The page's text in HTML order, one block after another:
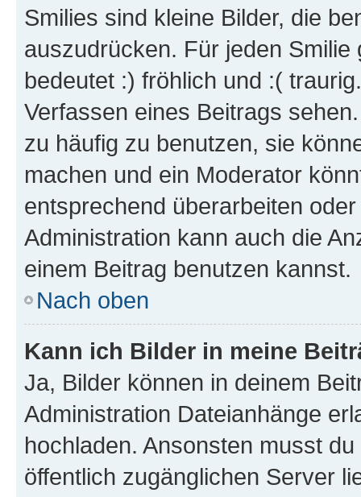
Smilies sind kleine Bilder, die
auszudrücken. Für jeden
bedeutet :) fröhlich und :(
Verfassen eines Beitrags
zu häufig zu benutzen, sie
machen und ein Moderator
entsprechend überarbeiten
Administration kann auch die
einem Beitrag benutzen kannst.
Nach oben
Kann ich Bilder in meine
Ja, Bilder können in deinem
Administration Dateianhänge
hochladen. Ansonsten musst
öffentlich zugänglichen Server